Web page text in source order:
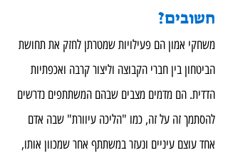
חשובים?
משחקי אמון הם פעילויות שמטרתן לחזק את תחושת
הביטחון בין חברי הקבוצה וליצור קרבה ואכפתיות
הדדית. הם מדמים מצבים שבהם המשתתפים נדרשים
להסתמך זה על זה, כמו "הליכה עיוורת" שבה אדם
אחד עוצם עיניים ונעזר במשתתף אחר שמכוון אותו,